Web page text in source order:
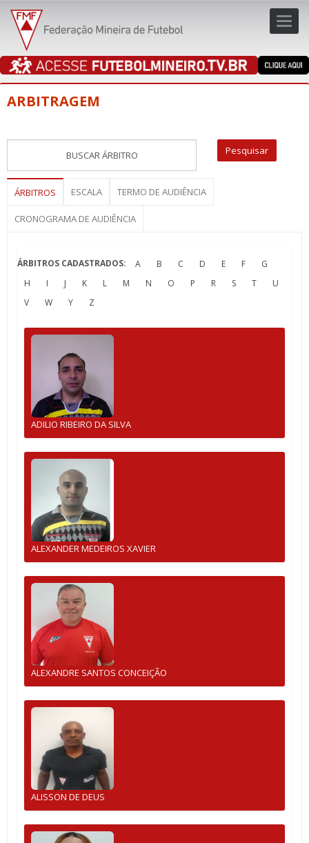
ARBITRAGEM
ÁRBITROS ESCALA TERMO DE AUDIÊNCIA
CRONOGRAMA DE AUDIÊNCIA
ÁRBITROS CADASTRADOS: A B C D E F
G
H
I J K L M N O P R S T
U
V
W Y Z
ADILIO RIBEIRO DA SILVA
ALEXANDER MEDEIROS XAVIER
ALEXANDRE SANTOS CONCEIÇÃO
ALISSON DE DEUS